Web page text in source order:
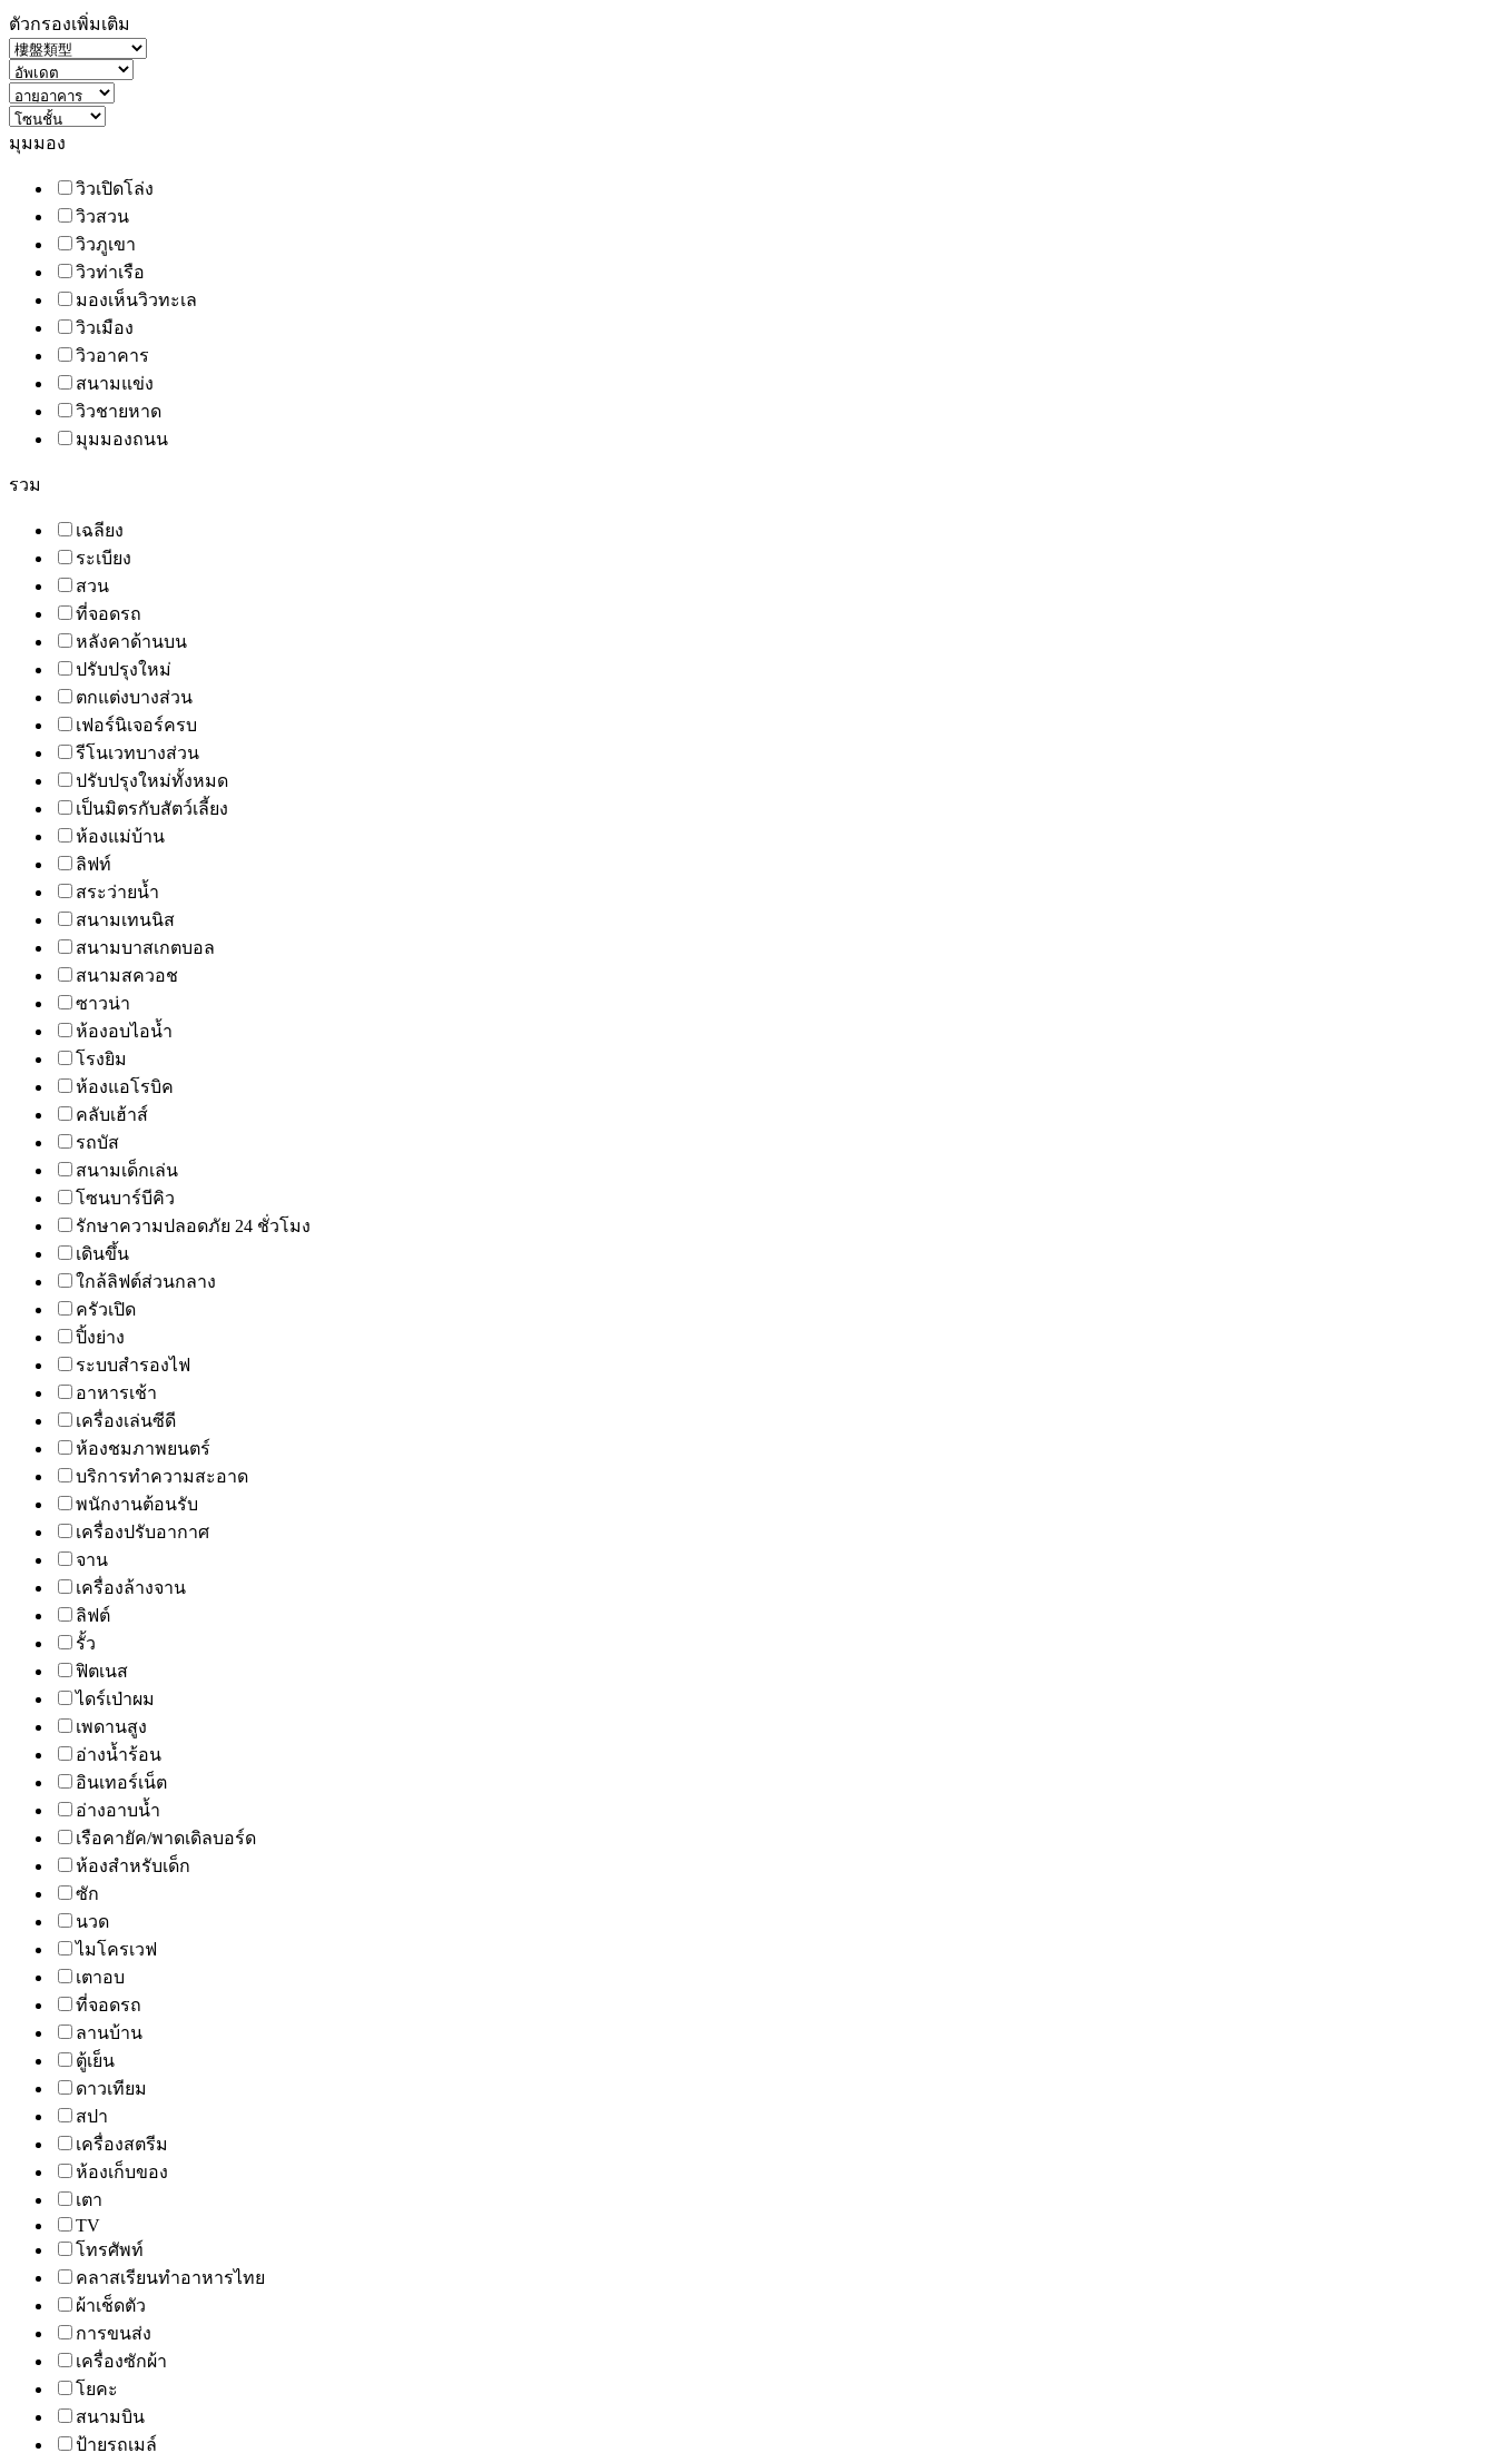
ตัวกรองเพิ่มเติม
มุมมอง
วิวเปิดโล่ง
วิวสวน
วิวภูเขา
วิวท่าเรือ
มองเห็นวิวทะเล
วิวเมือง
วิวอาคาร
สนามแข่ง
วิวชายหาด
มุมมองถนน
รวม
เฉลียง
ระเบียง
สวน
ที่จอดรถ
หลังคาด้านบน
ปรับปรุงใหม่
ตกแต่งบางส่วน
เฟอร์นิเจอร์ครบ
รีโนเวทบางส่วน
ปรับปรุงใหม่ทั้งหมด
เป็นมิตรกับสัตว์เลี้ยง
ห้องแม่บ้าน
ลิฟท์
สระว่ายน้ำ
สนามเทนนิส
สนามบาสเกตบอล
สนามสควอช
ซาวน่า
ห้องอบไอน้ำ
โรงยิม
ห้องแอโรบิค
คลับเฮ้าส์
รถบัส
สนามเด็กเล่น
โซนบาร์บีคิว
รักษาความปลอดภัย 24 ชั่วโมง
เดินขึ้น
ใกล้ลิฟต์ส่วนกลาง
ครัวเปิด
ปิ้งย่าง
ระบบสำรองไฟ
อาหารเช้า
เครื่องเล่นซีดี
ห้องชมภาพยนตร์
บริการทำความสะอาด
พนักงานต้อนรับ
เครื่องปรับอากาศ
จาน
เครื่องล้างจาน
ลิฟต์
รั้ว
ฟิตเนส
ไดร์เป่าผม
เพดานสูง
อ่างน้ำร้อน
อินเทอร์เน็ต
อ่างอาบน้ำ
เรือคายัค/พาดเดิลบอร์ด
ห้องสำหรับเด็ก
ซัก
นวด
ไมโครเวฟ
เตาอบ
ที่จอดรถ
ลานบ้าน
ตู้เย็น
ดาวเทียม
สปา
เครื่องสตรีม
ห้องเก็บของ
เตา
TV
โทรศัพท์
คลาสเรียนทำอาหารไทย
ผ้าเช็ดตัว
การขนส่ง
เครื่องซักผ้า
โยคะ
สนามบิน
ป้ายรถเมล์